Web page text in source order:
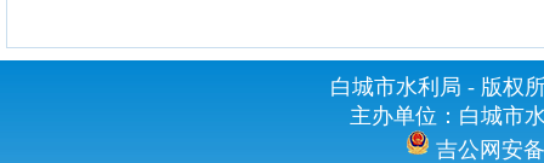
白城市水利局 - 版
主办单位：白城
吉公网安